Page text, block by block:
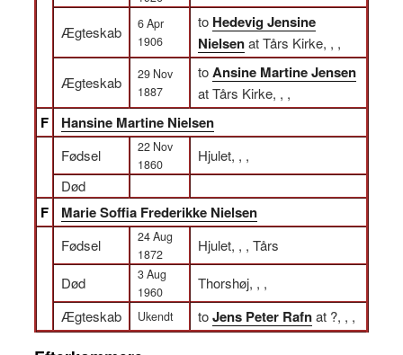
Ægteskab
6 Apr
1906
to Hedevig Jensine
Nielsenat Tårs Kirke, , ,
Ægteskab
29 Nov
1887
toAnsine Martine Jensen
at Tårs Kirke, , ,
F Hansine Martine Nielsen
Fødsel
22 Nov
1860
Hjulet, , ,
Død
F Marie Soffia Frederikke Nielsen
Fødsel
24 Aug
1872
Hjulet, , , Tårs
Død
3 Aug
1960
Thorshøj, , ,
Ægteskab
Ukendt toJens Peter Rafnat ?, , ,